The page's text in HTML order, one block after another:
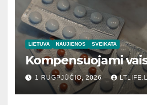
LIETUVA NAUJIENOS SVEIKATA
Kompensuojami
1 RUGPJŪČIO, 2026